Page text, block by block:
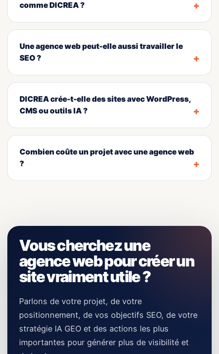
comme DICREA ?
Une agence web peut-elle aussi travailler le
SEO ?
DICREA crée-t-elle des sites avec WordPress,
CMS ou outils IA ?
Combien coûte un projet avec une agence web
?
Vous cherchez une
agence web pour créer un
site vraiment utile ?
Parlons de votre projet, de votre
positionnement, de vos objectifs SEO, de votre
stratégie IA GEO et des actions les plus
importantes pour générer plus de visibilité et